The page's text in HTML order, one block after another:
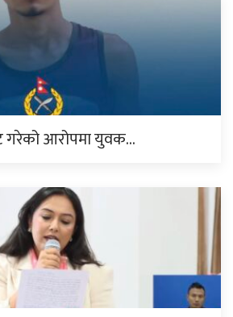
गरेको आरोपमा युवक…